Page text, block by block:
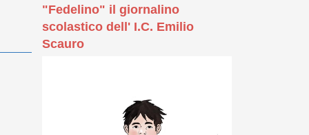
"Fedelino" il giornalino
scolastico dell' I.C. Emilio
Scauro